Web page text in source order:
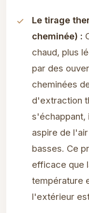
Le tirage
cheminée) :
chaud, plus
par des
cheminées
d'extraction
s'échappant,
aspire de
basses. Ce
efficace que
température
l'extérieur